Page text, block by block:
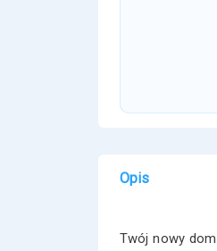
Opis
Twój nowy